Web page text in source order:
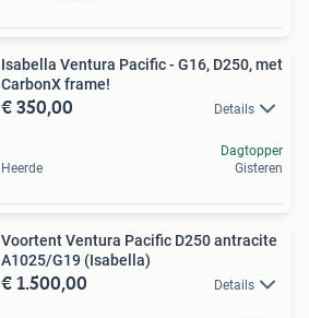
Isabella Ventura Pacific - G16, D250, met
CarbonX frame!
€ 350,00 Details
Heerde
Dagtopper
Gisteren
Voortent Ventura Pacific D250 antracite
A1025/G19 (Isabella)
€ 1.500,00 Details